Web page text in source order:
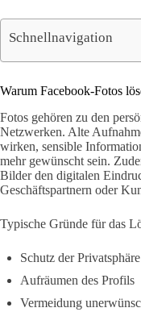
Schnellnavigation
Warum Facebook-Fotos
Fotos gehören zu den
Netzwerken. Alte
wirken, sensible
mehr gewünscht sein.
Bilder den digitalen
Geschäftspartnern oder
Typische Gründe für das
Schutz der Privatsphäre
Aufräumen des Profils
Vermeidung